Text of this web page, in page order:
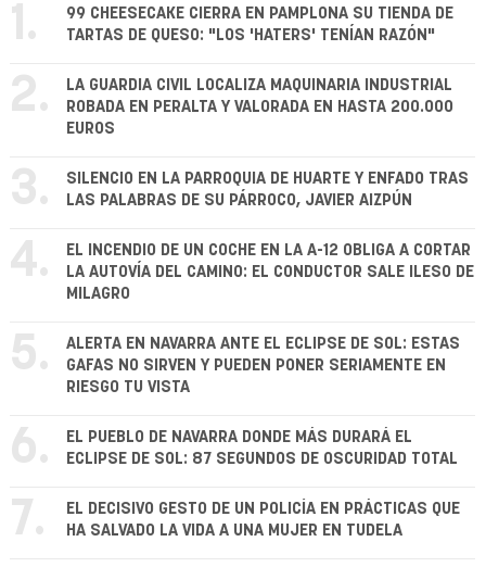
1.
99 CHEESECAKE CIERRA EN PAMPLONA SU TIENDA DE
TARTAS DE QUESO: "LOS 'HATERS' TENÍAN RAZÓN"
2.
LA GUARDIA CIVIL LOCALIZA MAQUINARIA INDUSTRIAL
ROBADA EN PERALTA Y VALORADA EN HASTA 200.000
EUROS
3.
SILENCIO EN LA PARROQUIA DE HUARTE Y ENFADO TRAS
LAS PALABRAS DE SU PÁRROCO, JAVIER AIZPÚN
4.
EL INCENDIO DE UN COCHE EN LA A-12 OBLIGA A CORTAR
LA AUTOVÍA DEL CAMINO: EL CONDUCTOR SALE ILESO DE
MILAGRO
5.
ALERTA EN NAVARRA ANTE EL ECLIPSE DE SOL: ESTAS
GAFAS NO SIRVEN Y PUEDEN PONER SERIAMENTE EN
RIESGO TU VISTA
6.
EL PUEBLO DE NAVARRA DONDE MÁS DURARÁ EL
ECLIPSE DE SOL: 87 SEGUNDOS DE OSCURIDAD TOTAL
7.
EL DECISIVO GESTO DE UN POLICÍA EN PRÁCTICAS QUE
HA SALVADO LA VIDA A UNA MUJER EN TUDELA